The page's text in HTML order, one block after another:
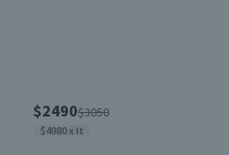
$2490$3050
$4980 x lt